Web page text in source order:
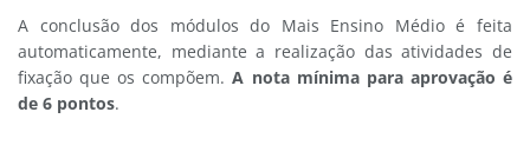
A conclusão dos módulos do Mais Ensino Médio é feita
automaticamente, mediante a realização das atividades de
fixação que os compõem.A nota mínima para aprovação é
de 6 pontos.